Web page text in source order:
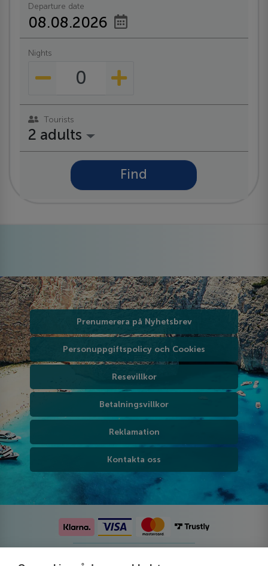
Departure date
Nights
Tourists
2 adults
Find
Prenumerera på Nyhetsbrev
Personuppgiftspolicy och Cookies
Resevillkor
Betalningsvillkor
Reklamation
Kontakta oss
Följ oss på sociala medier